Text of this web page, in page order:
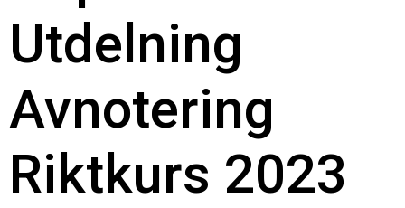
Utdelning
Avnotering
Riktkurs 2023